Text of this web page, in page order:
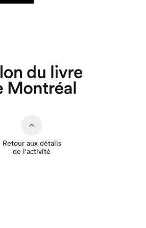
Que cherchez-vous?
Retour aux détails
de l'activité